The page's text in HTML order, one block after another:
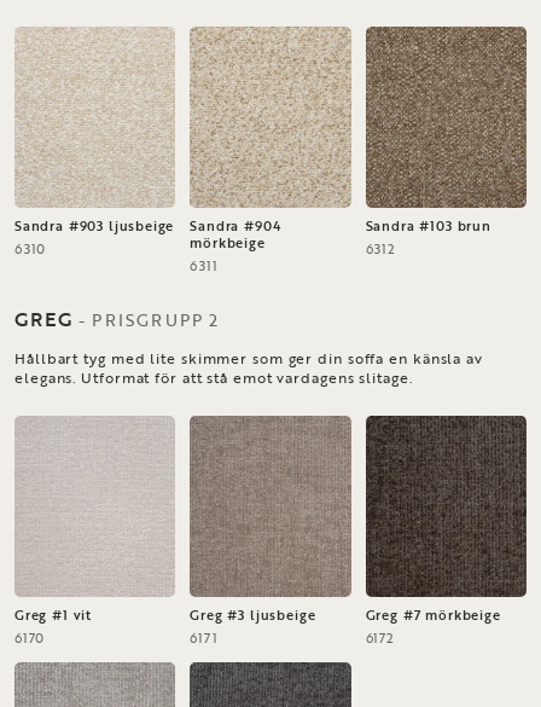
Sandra #903 ljusbeige
6310
Sandra #904
mörkbeige
6311
Sandra #103 brun
6312
GREG - PRISGRUPP 2
Hållbart tyg med lite skimmer som ger din soffa en känsla av
elegans. Utformat för att stå emot vardagens slitage.
Greg #1 vit
6170
Greg #3 ljusbeige
6171
Greg #7 mörkbeige
6172